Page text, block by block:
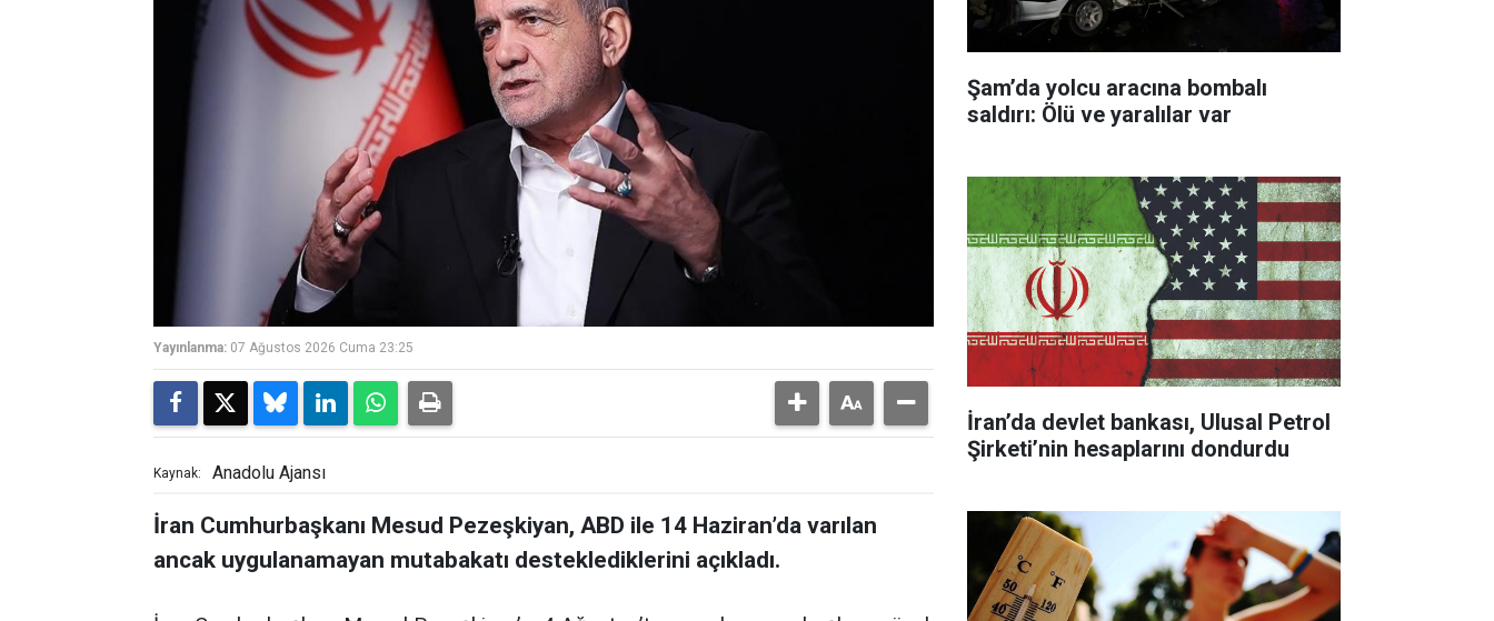
Yayınlanma: 07 Ağustos 2026 Cuma 23:25
Kaynak: Anadolu Ajansı
İran Cumhurbaşkanı Mesud Pezeşkiyan, ABD ile 14 Haziran’da varılan
ancak uygulanamayan mutabakatı desteklediklerini açıkladı.
Şam’da yolcu aracına bombalı
saldırı: Ölü ve yaralılar var
İran’da devlet bankası, Ulusal Petrol
Şirketi’nin hesaplarını dondurdu